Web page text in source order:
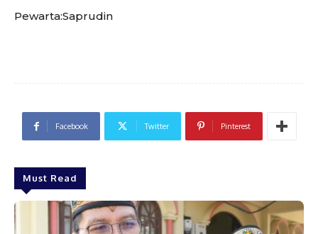
Pewarta:Saprudin
Facebook Twitter Pinterest
Must Read